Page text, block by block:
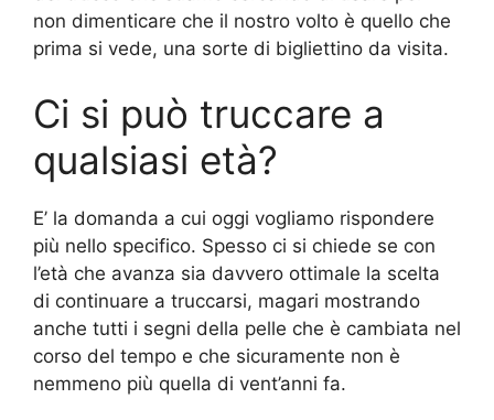
non dimenticare che il nostro volto è quello che
prima si vede, una sorte di bigliettino da visita.
Ci si può truccare a
qualsiasi età?
E’ la domanda a cui oggi vogliamo rispondere
più nello specifico. Spesso ci si chiede se con
l’età che avanza sia davvero ottimale la scelta
di continuare a truccarsi, magari mostrando
anche tutti i segni della pelle che è cambiata nel
corso del tempo e che sicuramente non è
nemmeno più quella di vent’anni fa.